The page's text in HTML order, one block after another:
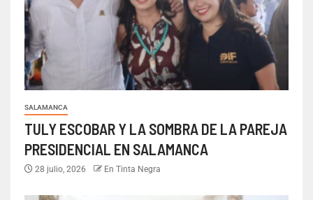
SALAMANCA
TULY ESCOBAR Y LA SOMBRA DE LA PAREJA
PRESIDENCIAL EN SALAMANCA
28 julio, 2026 En Tinta Negra